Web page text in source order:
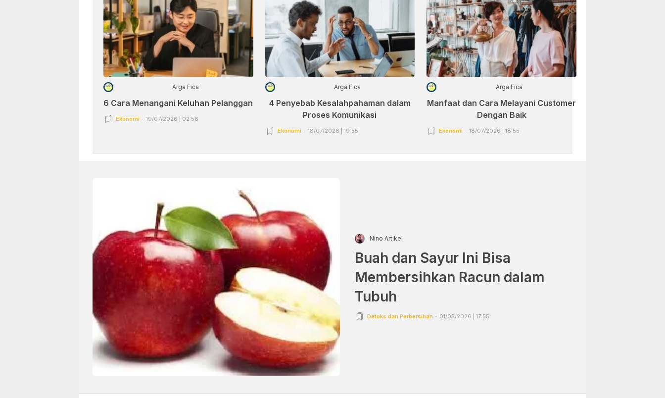
Arga Fica
6 Cara Menangani Keluhan Pelanggan
Ekonomi 19/07/2026 | 02:56
Arga Fica
4 Penyebab Kesalahpahaman dalam
Proses Komunikasi
Ekonomi 18/07/2026 | 19:55
Arga Fica
Manfaat dan Cara Melayani Customer
Dengan Baik
Ekonomi 18/07/2026 | 18:55
Nino Artikel
Buah dan Sayur Ini Bisa
Membersihkan Racun dalam
Tubuh
Detoks dan Perbersihan 01/05/2026 | 17:55